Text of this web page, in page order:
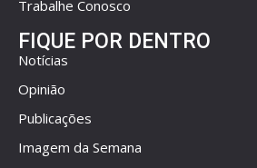
Trabalhe Conosco
FIQUE POR DENTRO
Notícias
Opinião
Publicações
Imagem da Semana